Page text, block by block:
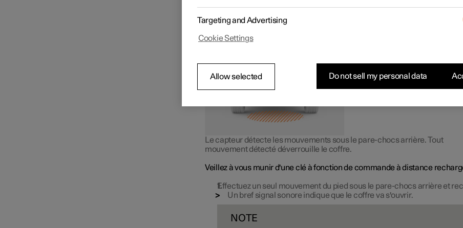
Si votre voiture est verrouillée, l'utilisation de la fonction mains libres
déverrouillera et ouvrira le coffre. Vous pouvez choisir de déverrouiller
uniquement le coffre ou toutes les portes dans les paramètres de
l'écran central.
Le capteur détecte les mouvements sous le pare-chocs arrière. Tout
mouvement détecté déverrouille le coffre.
Veillez à vous munir d'une clé à fonction de commande à distance
Effectuez un seul mouvement du pied sous le pare-chocs arrière et
Un bref signal sonore indique que le coffre va s'ouvrir.
NOTE
Targeting and Advertising
Cookie Settings
Allow selected Do not sell my personal data